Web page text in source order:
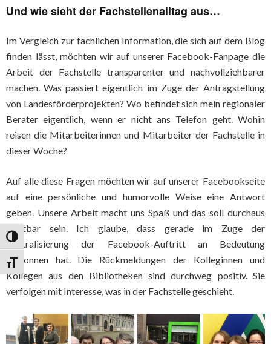
Umschalten auf hohe Kontraste
Schrift vergrößern
Und wie sieht der Fachstellenalltag aus…
Im Vergleich zur fachlichen Information, die sich auf dem Blog
finden lässt, möchten wir auf unserer Facebook-Fanpage die
Arbeit der Fachstelle transparenter und nachvollziehbarer
machen. Was passiert eigentlich im Zuge der Antragstellung
von Landesförderprojekten? Wo befindet sich mein regionaler
Berater eigentlich, wenn er nicht ans Telefon geht. Wohin
reisen die Mitarbeiterinnen und Mitarbeiter der Fachstelle in
dieser Woche?
Auf alle diese Fragen möchten wir auf unserer Facebookseite
auf eine persönliche und humorvolle Weise eine Antwort
geben. Unsere Arbeit macht uns Spaß und das soll durchaus
sichtbar sein. Ich glaube, dass gerade im Zuge der
Zentralisierung der Facebook-Auftritt an Bedeutung
gewonnen hat. Die Rückmeldungen der Kolleginnen und
Kollegen aus den Bibliotheken sind durchweg positiv. Sie
verfolgen mit Interesse, was in der Fachstelle geschieht.